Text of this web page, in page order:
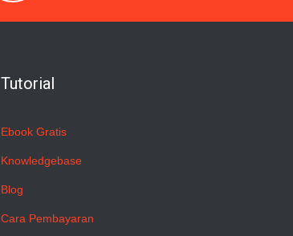
Tutorial
Ebook Gratis
Knowledgebase
Blog
Cara Pembayaran